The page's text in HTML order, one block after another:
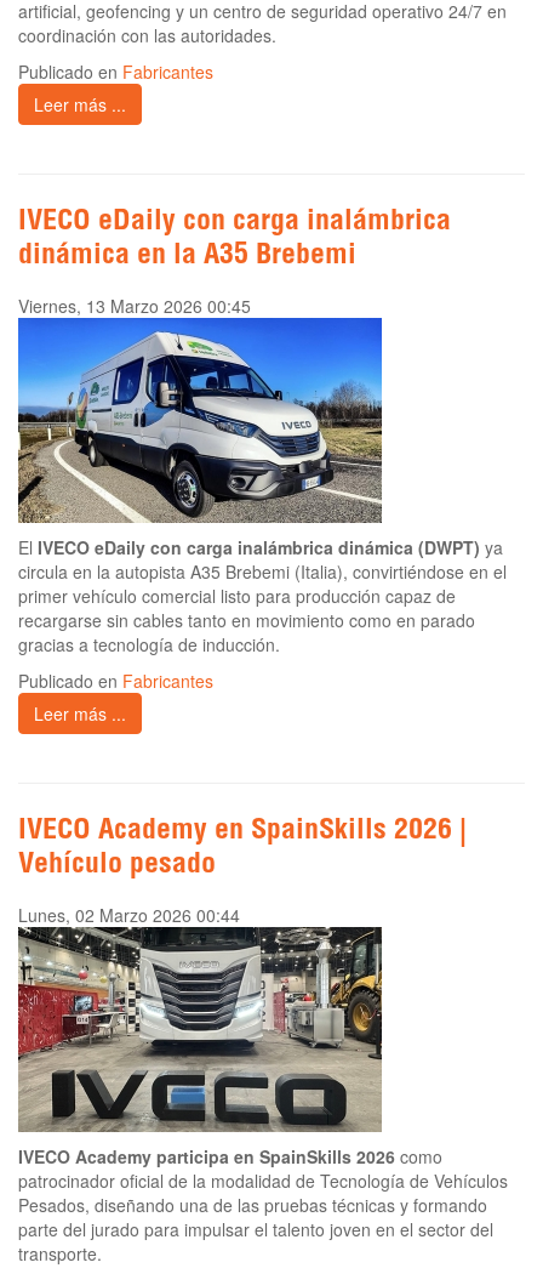
artificial, geofencing y un centro de seguridad operativo 24/7 en
coordinación con las autoridades.
Publicado en Fabricantes
Leer más ...
IVECO eDaily con carga inalámbrica
dinámica en la A35 Brebemi
Viernes, 13 Marzo 2026 00:45
El IVECO eDaily con carga inalámbrica dinámica (DWPT) ya
circula en la autopista A35 Brebemi (Italia), convirtiéndose en el
primer vehículo comercial listo para producción capaz de
recargarse sin cables tanto en movimiento como en parado
gracias a tecnología de inducción.
Publicado en Fabricantes
Leer más ...
IVECO Academy en SpainSkills 2026 |
Vehículo pesado
Lunes, 02 Marzo 2026 00:44
IVECO Academy participa en SpainSkills 2026 como
patrocinador oficial de la modalidad de Tecnología de Vehículos
Pesados, diseñando una de las pruebas técnicas y formando
parte del jurado para impulsar el talento joven en el sector del
transporte.